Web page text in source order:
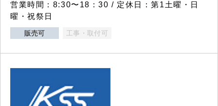
営業時間：8:30〜18：30 / 定休日：第1土曜・日
曜・祝祭日
販売可 工事・取付可